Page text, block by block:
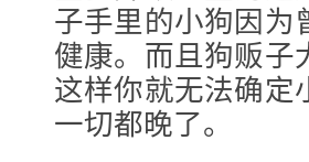
子手里的小狗因为
健康。而且狗贩子
这样你就无法确定
一切都晚了。